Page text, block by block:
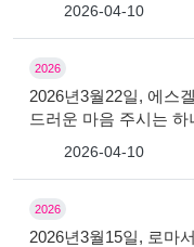
2026-04-10
2026
2026년3월22일, 에스
드러운 마음 주시는 하
2026-04-10
2026
2026년3월15일, 로마